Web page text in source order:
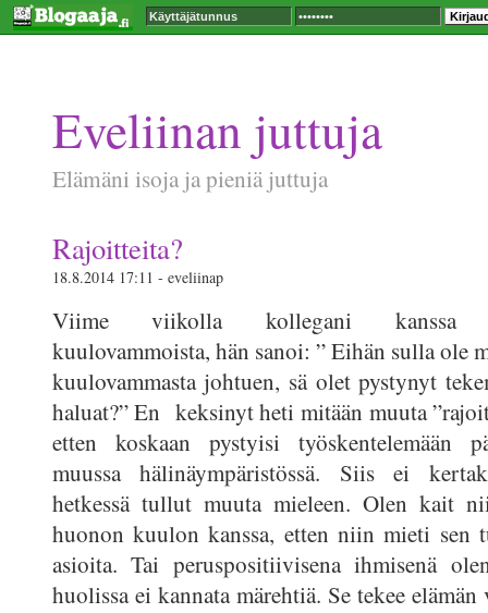
Eveliinan juttuja
Elämäni isoja ja pieniä juttuja
Rajoitteita?
18.8.2014 17:11 - eveliinap
Viime viikolla kollegani kanssa
kuulovammoista, hän sanoi: ” Eihän sulla ole
kuulovammasta johtuen, sä olet pystynyt
haluat?” En keksinyt heti mitään muuta
etten koskaan pystyisi työskentelemään
muussa hälinäympäristössä. Siis ei
hetkessä tullut muuta mieleen. Olen kait
huonon kuulon kanssa, etten niin mieti sen
asioita. Tai peruspositiivisena ihmisenä
huolissa ei kannata märehtiä. Se tekee